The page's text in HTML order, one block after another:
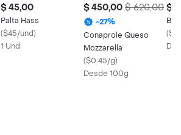
$ 45,00
Palta Hass
($45/und)
1 Und
$ 450,00 $ 620,00
-27%
Conaprole Queso
Mozzarella
($0.45/g)
Desde 100g
$
(